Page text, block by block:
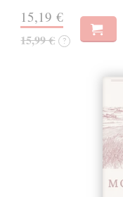
15,19 €
15,99 € ?